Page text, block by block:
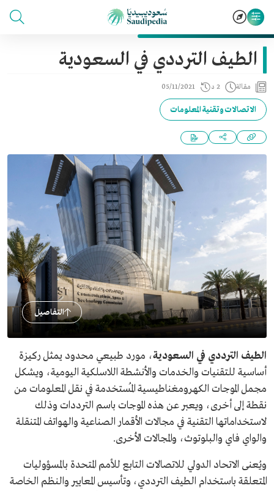
الطيف الترددي في السعودية
مقالة 2 د 05/11/2021
الاتصالات وتقنية المعلومات
التفاصيل
الطيف الترددي في السعودية، مورد طبيعي محدود يمثل ركيزة
أساسية للتقنيات والخدمات والأنشطة اللاسلكية اليومية​، ويشكل
مجمل الموجات الكهرومغناطيسية المُستخدمة في نقل المعلومات من
نقطة إلى أخرى، ويعبر عن هذه الموجات باسم الترددات وذلك
لاستخداماتها التقنية في مجالات الأقمار الصناعية والهواتف المتنقلة
والواي فاي والبلوتوث، والمجالات​ الأخرى.
ويُعنى الاتحاد الدولي للاتصالات التابع للأمم المتحدة بالمسؤوليات
المتعلقة باستخدام الطيف الترددي، وتأسيس المعايير والنظم الخاصة